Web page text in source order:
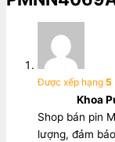
Được xếp hạng 5
Khoa
Shop bán pin
lượng, đảm